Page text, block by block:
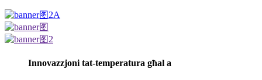
Innovazzjoni tat-temperatura għal a